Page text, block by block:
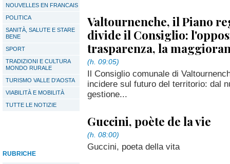
NOUVELLES EN FRANCAIS
POLITICA
SANITÀ, SALUTE E STARE
BENE
SPORT
TRADIZIONI E CULTURA
MONDO RURALE
TURISMO VALLE D'AOSTA
VIABILITÀ E MOBILITÀ
TUTTE LE NOTIZIE
RUBRICHE
Valtournenche, il Piano
divide il Consiglio:
trasparenza, la
(h. 09:05)
Il Consiglio comunale di
incidere sul futuro del territorio: dal
gestione...
Guccini, poète de la vie
(h. 08:00)
Guccini, poeta della vita